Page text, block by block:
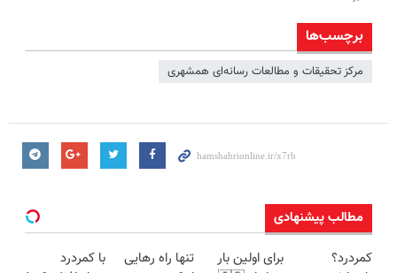
برچسب‌ها
مرکز تحقیقات و مطالعات رسانه‌ای همشهری
مطالب پیشنهادی
کمردرد؟
برای اولین بار
تنها راه رهایی
با کمردرد